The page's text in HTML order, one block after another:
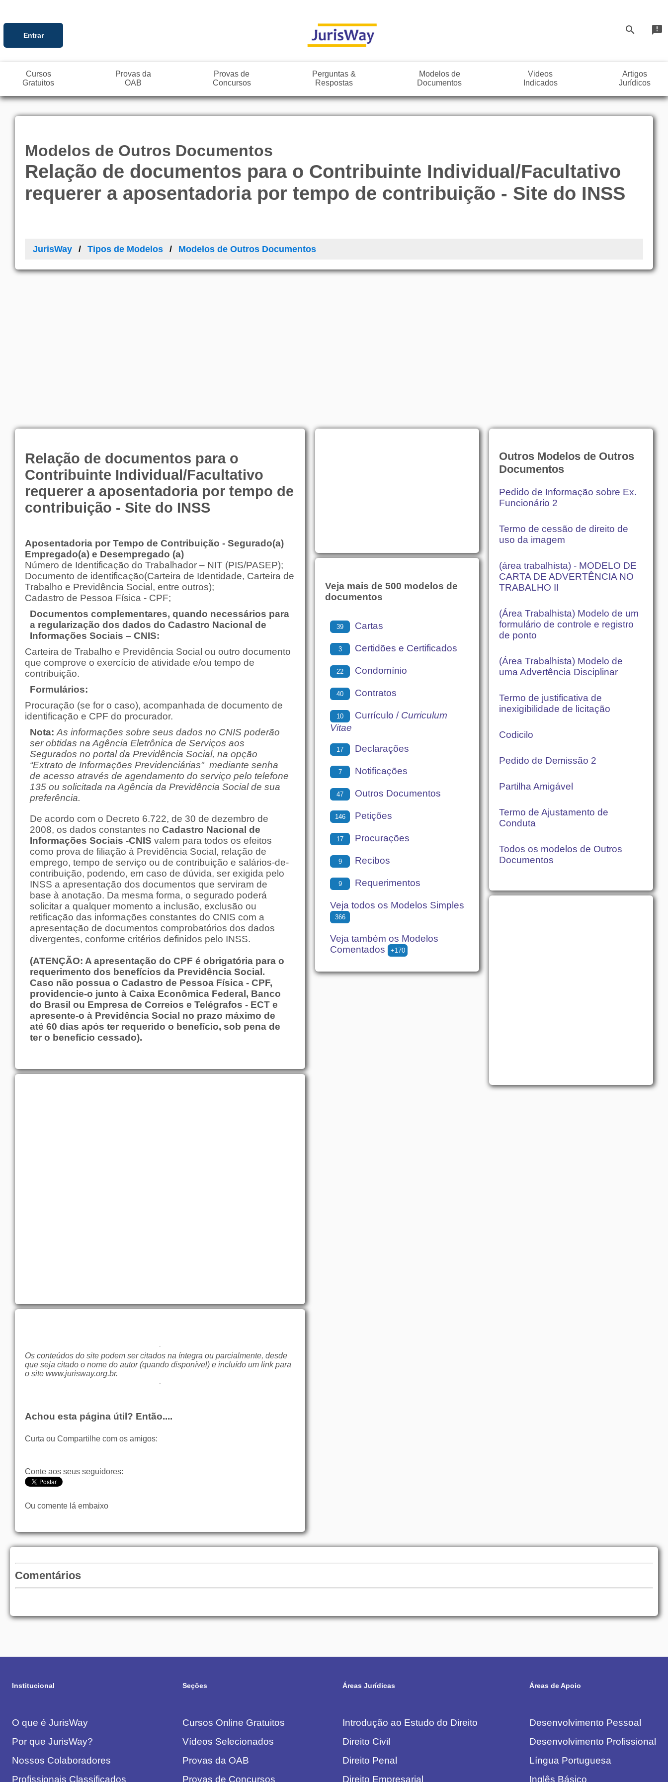
Entrar search announcement
Cursos
Gratuitos
Provas da
OAB
Provas de
Concursos
Perguntas &
Respostas
Modelos de
Documentos
Videos
Indicados
Artigos
Jurídicos
Modelos de Outros Documentos
Relação de documentos para o Contribuinte Individual/Facultativo
requerer a aposentadoria por tempo de contribuição - Site do INSS
JurisWay Tipos de Modelos Modelos de Outros Documentos
Relação de documentos para o
Contribuinte Individual/Facultativo
requerer a aposentadoria por tempo de
contribuição - Site do INSS
Aposentadoria por Tempo de Contribuição - Segurado(a)
Empregado(a) e Desempregado (a)
Número de Identificação do Trabalhador – NIT (PIS/PASEP);
Documento de identificação(Carteira de Identidade, Carteira de
Trabalho e Previdência Social, entre outros);
Cadastro de Pessoa Física - CPF;
Documentos complementares, quando necessários para
a regularização dos dados do Cadastro Nacional de
Informações Sociais – CNIS:
Carteira de Trabalho e Previdência Social ou outro documento
que comprove o exercício de atividade e/ou tempo de
contribuição.
Formulários:
Procuração (se for o caso), acompanhada de documento de
identificação e CPF do procurador.
Nota:As informações sobre seus dados no CNIS poderão
ser obtidas na Agência Eletrônica de Serviços aos
Segurados no portal da Previdência Social, na opção
“Extrato de Informações Previdenciárias" mediante senha
de acesso através de agendamento do serviço pelo telefone
135 ou solicitada na Agência da Previdência Social de sua
preferência.
De acordo com o Decreto 6.722, de 30 de dezembro de
2008, os dados constantes no Cadastro Nacional de
Informações Sociais -CNIS valem para todos os efeitos
como prova de filiação à Previdência Social, relação de
emprego, tempo de serviço ou de contribuição e salários-de-
contribuição, podendo, em caso de dúvida, ser exigida pelo
INSS a apresentação dos documentos que serviram de
base à anotação. Da mesma forma, o segurado poderá
solicitar a qualquer momento a inclusão, exclusão ou
retificação das informações constantes do CNIS com a
apresentação de documentos comprobatórios dos dados
divergentes, conforme critérios definidos pelo INSS.
(ATENÇÃO: A apresentação do CPF é obrigatória para o
requerimento dos benefícios da Previdência Social.
Caso não possua o Cadastro de Pessoa Física - CPF,
providencie-o junto à Caixa Econômica Federal, Banco
do Brasil ou Empresa de Correios e Telégrafos - ECT e
apresente-o à Previdência Social no prazo máximo de
até 60 dias após ter requerido o benefício, sob pena de
ter o benefício cessado).
Os conteúdos do site podem ser citados na íntegra ou parcialmente, desde
que seja citado o nome do autor (quando disponível) e incluído um link para
o site www.jurisway.org.br.
Achou esta página útil? Então....
Curta ou Compartilhe com os amigos:
Conte aos seus seguidores:
Ou comente lá embaixo
Veja mais de 500 modelos de
documentos
39 Cartas
3 Certidões e Certificados
22 Condomínio
40 Contratos
10 Currículo / Curriculum
Vitae
17 Declarações
7 Notificações
47 Outros Documentos
146 Petições
17 Procurações
9 Recibos
9 Requerimentos
Veja todos os Modelos Simples
366
Veja também os Modelos
Comentados
+170
Outros Modelos de Outros
Documentos
Pedido de Informação sobre Ex.
Funcionário 2
Termo de cessão de direito de
uso da imagem
(área trabalhista) - MODELO DE
CARTA DE ADVERTÊNCIA NO
TRABALHO II
(Área Trabalhista) Modelo de um
formulário de controle e registro
de ponto
(Área Trabalhista) Modelo de
uma Advertência Disciplinar
Termo de justificativa de
inexigibilidade de licitação
Codicilo
Pedido de Demissão 2
Partilha Amigável
Termo de Ajustamento de
Conduta
Todos os modelos de Outros
Documentos
Comentários
Institucional
O que é JurisWay
Por que JurisWay?
Nossos Colaboradores
Profissionais Classificados
Seções
Cursos Online Gratuitos
Vídeos Selecionados
Provas da OAB
Provas de Concursos
Áreas Jurídicas
Introdução ao Estudo do Direito
Direito Civil
Direito Penal
Direito Empresarial
Áreas de Apoio
Desenvolvimento Pessoal
Desenvolvimento Profissional
Língua Portuguesa
Inglês Básico